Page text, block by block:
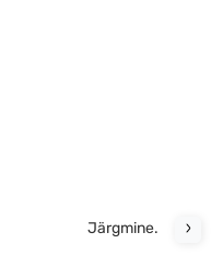
Järgmine.